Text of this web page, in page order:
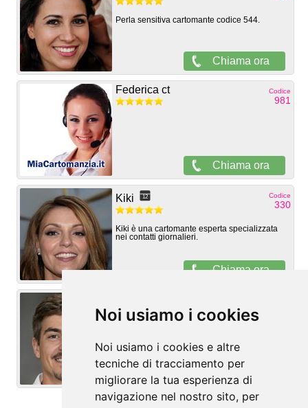
Noi usiamo i cookies
Noi usiamo i cookies e altre
tecniche di tracciamento per
migliorare la tua esperienza di
navigazione nel nostro sito, per